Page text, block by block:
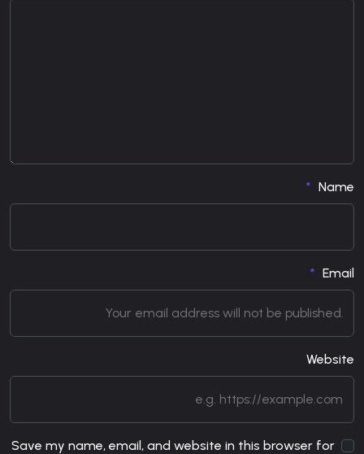
Name
Email
Website
Save my name, email, and website in this browser for